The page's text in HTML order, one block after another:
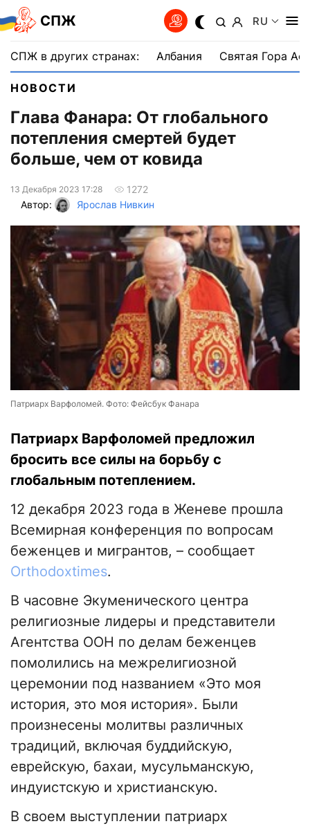
СПЖ RU
СПЖ в других странах: Албания Святая Гора
НОВОСТИ
Глава Фанара: От глобального
потепления смертей будет
больше, чем от ковида
13 Декабря 2023 17:28
1272
Автор:
Ярослав Нивкин
Патриарх Варфоломей. Фото: Фейсбук Фанара
Патриарх Варфоломей предложил
бросить все силы на борьбу с
глобальным потеплением.
12 декабря 2023 года в Женеве прошла
Всемирная конференция по вопросам
беженцев и мигрантов, – сообщает
Orthodoxtimes.
В часовне Экуменического центра
религиозные лидеры и представители
Агентства ООН по делам беженцев
помолились на межрелигиозной
церемонии под названием «Это моя
история, это моя история». Были
произнесены молитвы различных
традиций, включая буддийскую,
еврейскую, бахаи, мусульманскую,
индуистскую и христианскую.
В своем выступлении патриарх